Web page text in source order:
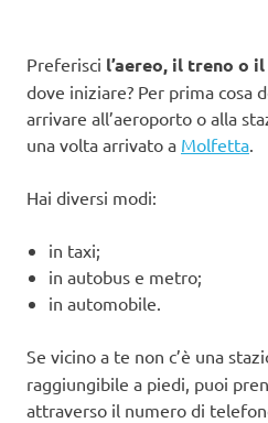
Preferisci l’aereo, il treno o
dove iniziare? Per prima cosa
arrivare all’aeroporto o alla
una volta arrivato a Molfetta.
Hai diversi modi:
in taxi;
in autobus e metro;
in automobile.
Se vicino a te non c’è una
raggiungibile a piedi, puoi
attraverso il numero di